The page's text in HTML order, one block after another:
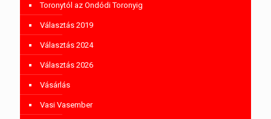
Toronytól az Ondódi Toronyig
Választás 2019
Választás 2024
Választás 2026
Vásárlás
Vasi Vasember